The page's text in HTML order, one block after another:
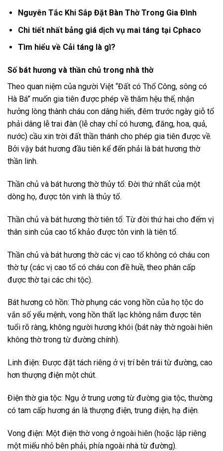
Nguyên Tắc Khi Sắp Đặt Bàn Thờ Trong Gia Đình
Chi tiết nhất bảng giá dịch vụ mai táng tại Cphaco
Tìm hiểu về Cải táng là gì?
Số bát hương và thần chủ trong nhà thờ
Theo quan niệm của người Việt “Đất có Thổ Công, sông có
Hà Bá” muốn gia tiên được phép về thăm hệu thế, nhận
hưởng lòng thành cháu con dâng hiến, đêm trước ngày giỗ tổ
phải dâng lễ trai đàn (lễ chay chỉ có hương, đăng, hoa, quả,
nước) cầu xin trời đất thần thánh cho phép gia tiên được về.
Bởi vậy bát hương đầu tiên kể đến phải là bát hương thờ
thần linh.
Thần chủ và bát hương thờ thủy tổ: Đời thứ nhất của một
dòng họ, được tôn vinh là thủy tổ.
Thần chủ và bát hương thờ tiên tổ: Từ đời thứ hai cho đếm vị
thân sinh của cao tổ khảo được tôn vinh là tiên tổ.
Thần chủ và bát hương thờ các vị cao tổ không có cháu con
thờ tự (các vị cao tổ có cháu con đề huề, theo phân cấp
được thờ tại các chi tộc).
Bát hương cô hồn: Thờ phụng các vong hồn của họ tộc do
vắn số yểu mệnh, vong hồn thất lạc không nắm được tên
tuổi rõ ràng, không người hương khói (bát này thờ ngoài hiên
không thờ trong từ đường chính).
Linh điện: Được đặt tách riêng ở vị trí bên trái từ đường, cao
hơn thượng điện một chút.
Điện thờ gia tộc: Ngụ ở trung ương từ đường gia tộc, thường
có tam cấp hương án là thượng điện, trung điện, hạ điện.
Vong điện: Một điện thờ vong ở ngoài hiên (hoặc lập riêng
một miếu nhỏ bên phải, phía ngoài nhà từ đường).